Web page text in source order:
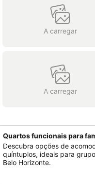
A carregar
A carregar
Quartos funcionais para
Descubra opções de
quíntuplos, ideais para
Belo Horizonte.